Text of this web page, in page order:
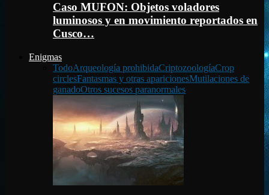
Caso MUFON: Objetos voladores
luminosos y en movimiento reportados en
Cusco…
Enigmas
TodoArqueología prohibidaCriptozoologíaCrop
circlesFantasmas y otras aparicionesMutilaciones de
ganadoOtros sucesos paranormales